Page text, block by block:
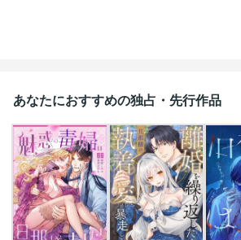
あなたにおすすめの独占・先行作品